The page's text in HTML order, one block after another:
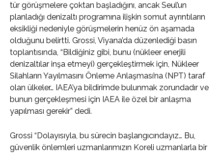
tür görüşmelere çoktan başladığını, ancak Seul’un
planladığı denizaltı programına ilişkin somut ayrıntıların
eksikliği nedeniyle görüşmelerin henüz ön aşamada
olduğunu belirtti. Grossi, Viyana’da düzenlediği basın
toplantısında, “Bildiğiniz gibi, bunu (nükleer enerjili
denizaltılar inşa etmeyi) gerçekleştirmek için, Nükleer
Silahların Yayılmasını Önleme Anlaşması’na (NPT) taraf
olan ülkeler… IAEA’ya bildirimde bulunmak zorundadır ve
bunun gerçekleşmesi için IAEA ile özel bir anlaşma
yapılması gerekir” dedi.
Grossi “Dolayısıyla, bu sürecin başlangıcındayız… Bu,
güvenlik önlemleri uzmanlarımızın Koreli uzmanlarla bir